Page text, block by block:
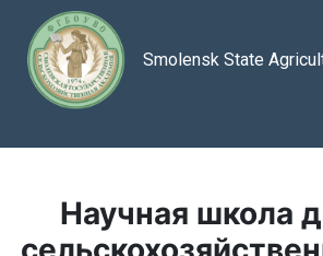
Smolensk State
Научная школа